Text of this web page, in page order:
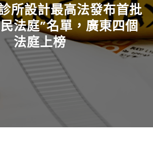
所設計最高法發布首批
法庭”名單，廣東四個
法庭上榜